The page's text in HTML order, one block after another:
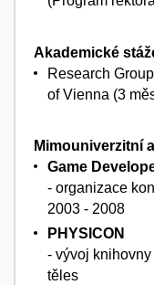
Akademické
Research
of Vienna (3
Mimouniverzitní
Game
- organizace
2003 - 2008
PHYSICON
- vývoj
těles